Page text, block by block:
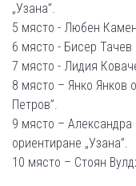
„Узана”.
5 място - Любен
6 място - Бисер Тачев
7 място - Лидия
8 място – Янко Янков
Петров”.
9 място – Александра
ориентиране „Узана”.
10 място – Стоян